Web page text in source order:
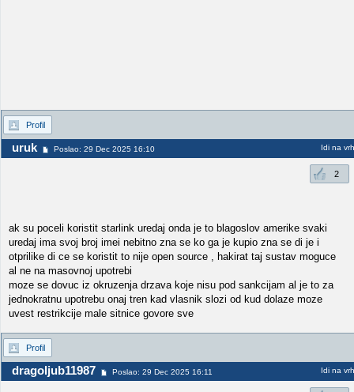
Profil
uruk Poslao: 29 Dec 2025 16:10 Idi na vrh
2
ak su poceli koristit starlink uredaj onda je to blagoslov amerike svaki
uredaj ima svoj broj imei nebitno zna se ko ga je kupio zna se di je i
otprilike di ce se koristit to nije open source , hakirat taj sustav moguce
al ne na masovnoj upotrebi
moze se dovuc iz okruzenja drzava koje nisu pod sankcijam al je to za
jednokratnu upotrebu onaj tren kad vlasnik slozi od kud dolaze moze
uvest restrikcije male sitnice govore sve
Profil
dragoljub11987 Poslao: 29 Dec 2025 16:11 Idi na vrh